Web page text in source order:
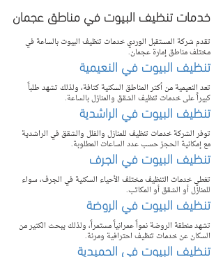
خدمات تنظيف البيوت في مناطق عجمان
تقدم شركة المستقبل الوردي خدمات تنظيف البيوت بالساعة في
مختلف مناطق إمارة عجمان.
تنظيف البيوت في النعيمية
تعد النعيمية من أكثر المناطق السكنية كثافة، ولذلك تشهد طلباً
كبيراً على خدمات تنظيف الشقق والمنازل بالساعة.
تنظيف البيوت في الراشدية
توفر الشركة خدمات تنظيف للمنازل والفلل والشقق في الراشدية
مع إمكانية الحجز حسب عدد الساعات المطلوبة.
تنظيف البيوت في الجرف
تغطي خدمات التنظيف مختلف الأحياء السكنية في الجرف، سواء
للمنازل أو الشقق أو المكاتب.
تنظيف البيوت في الروضة
تشهد منطقة الروضة نمواً عمرانياً مستمراً، ولذلك يبحث الكثير من
السكان عن خدمات تنظيف احترافية ومرنة.
تنظيف البيوت في الحميدية